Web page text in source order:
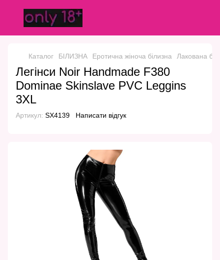
Каталог БІЛИЗНА Еротична жіноча білизна Лакована
Легінси Noir Handmade F380
Dominae Skinslave PVC Leggins
3XL
Артикул: SX4139 Написати відгук